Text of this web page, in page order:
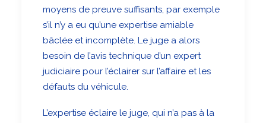
moyens de preuve suffisants, par exemple
s’il n’y a eu qu’une expertise amiable
bâclée et incomplète. Le juge a alors
besoin de l’avis technique d’un expert
judiciaire pour l’éclairer sur l’affaire et les
défauts du véhicule.
L’expertise éclaire le juge, qui n’a pas à la